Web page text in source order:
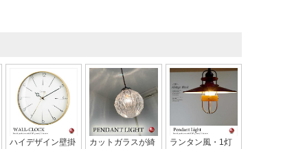
ハイデザイン壁掛
カットガラスが綺
ランタン風・1灯